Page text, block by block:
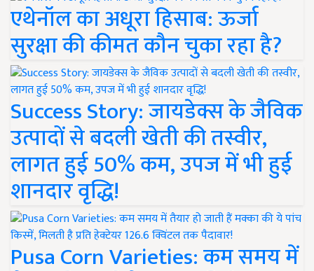
एथेनॉल का अधूरा हिसाब: ऊर्जा
सुरक्षा की कीमत कौन चुका रहा है?
Success Story: जायडेक्स के जैविक
उत्पादों से बदली खेती की तस्वीर,
लागत हुई 50% कम, उपज में भी हुई
शानदार वृद्धि!
Pusa Corn Varieties: कम समय में